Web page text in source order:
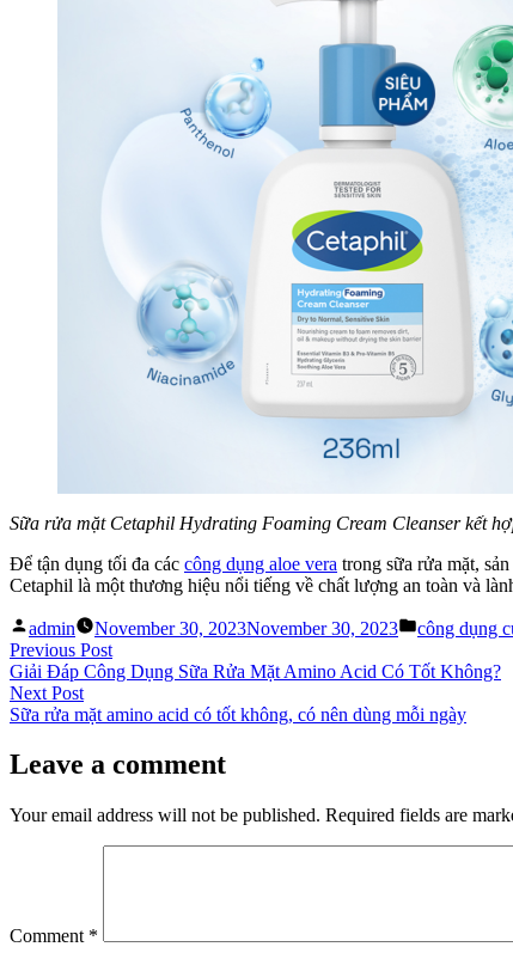
Sữa rửa mặt Cetaphil Hydrating Foaming Cream Cleanser kết
Để tận dụng tối đa các công dụng aloe vera trong sữa rửa mặt,
Cetaphil là một thương hiệu nổi tiếng về chất lượng an toàn và
Posted
by
admin November 30, 2023November 30, 2023
Posted
công dụng
Post
navigation
Previous PostPrevious
post:
Giải Đáp Công Dụng Sữa Rửa Mặt Amino Acid Có Tốt Không?
Next PostNext
post:
Sữa rửa mặt amino acid có tốt không, có nên dùng mỗi ngày
Leave a comment
Your email address will not be published. Required fields are
Comment *